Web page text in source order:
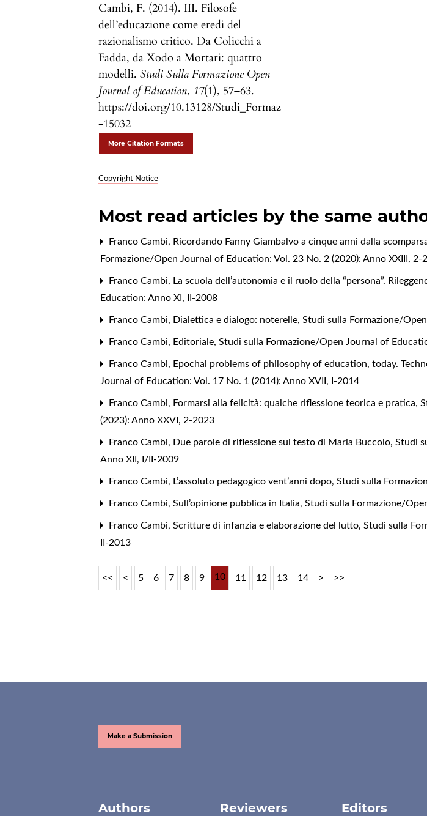
Cambi, F. (2014). III. Filosofe
dell’educazione come eredi del
razionalismo critico. Da Colicchi a
Fadda, da Xodo a Mortari: quattro
modelli.Studi Sulla Formazione Open
Journal of Education, 17(1), 57–63.
https://doi.org/10.13128/Studi_Formaz
-15032
More Citation Formats
Copyright Notice
Most read articles by the same
Franco Cambi, Ricordando Fanny Giambalvo a cinque anni dalla
Formazione/Open Journal of Education: Vol. 23 No. 2 (2020): Anno XXIII, 2-
Franco Cambi, La scuola dell’autonomia e il ruolo della “persona”.
Education: Anno XI, II-2008
Franco Cambi, Dialettica e dialogo: noterelle,Studi sulla Formazione/
Franco Cambi, Editoriale,Studi sulla Formazione/Open Journal of
Franco Cambi, Epochal problems of philosophy of education, today.
Journal of Education: Vol. 17 No. 1 (2014): Anno XVII, I-2014
Franco Cambi, Formarsi alla felicità: qualche riflessione teorica e pratica,
(2023): Anno XXVI, 2-2023
Franco Cambi, Due parole di riflessione sul testo di Maria Buccolo,Studi
Anno XII, I/II-2009
Franco Cambi, L’assoluto pedagogico vent’anni dopo,Studi sulla
Franco Cambi,Sull’opinione pubblica in Italia,Studi sulla Formazione/
Franco Cambi,Scritture di infanzia e elaborazione del lutto,Studi sulla
II-2013
<< < 5 6 7 8 9 10 11 12 13 14 > >>
Make a Submission
Authors Reviewers Editors